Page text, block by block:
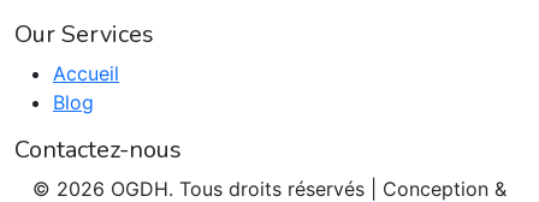
Our Services
Accueil
Blog
Contactez-nous
© 2026 OGDH. Tous droits réservés | Conception &